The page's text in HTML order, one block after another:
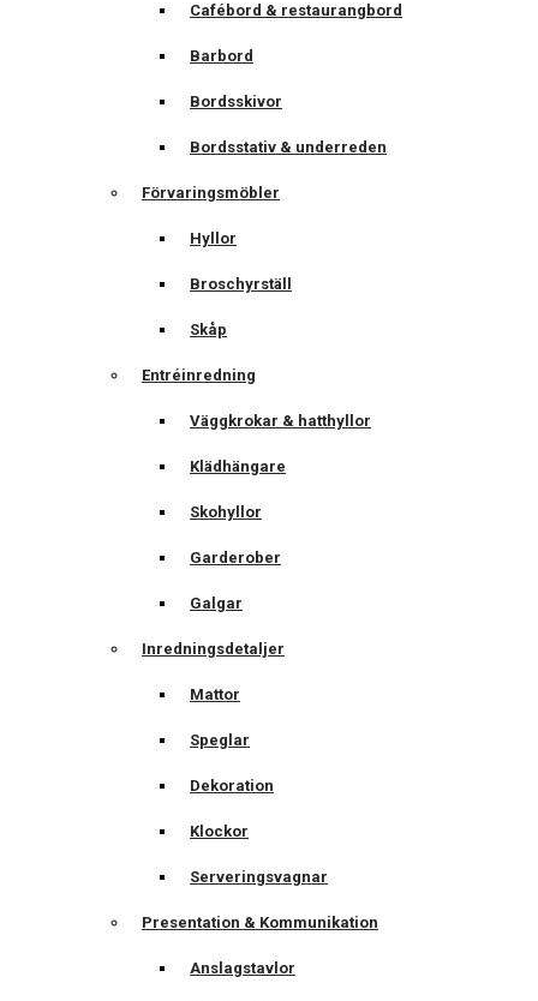
Cafébord & restaurangbord
Barbord
Bordsskivor
Bordsstativ & underreden
Förvaringsmöbler
Hyllor
Broschyrställ
Skåp
Entréinredning
Väggkrokar & hatthyllor
Klädhängare
Skohyllor
Garderober
Galgar
Inredningsdetaljer
Mattor
Speglar
Dekoration
Klockor
Serveringsvagnar
Presentation & Kommunikation
Anslagstavlor